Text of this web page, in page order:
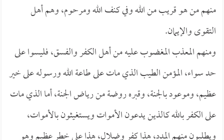
منهم من هو قريب من الله وفي كنف الله ومرحوم، وهم أهل
التقوى والإيمان.
ومنهم المعذب المغضوب عليه من أهل الكفر والفسق، فليسوا على
حد سواء، المؤمن الطيب الذي مات على طاعة الله ورسوله على خير
عظيم، وموعود بالجنة، وقبره روضة من رياض الجنة، أما الذي مات
على الكفر بالله كالذين يدعون الأموات ويستغيثون بالأموات،